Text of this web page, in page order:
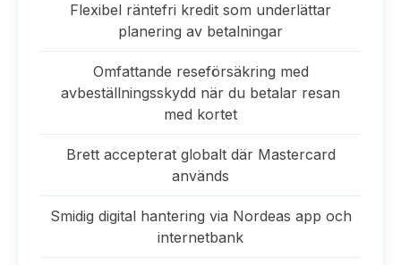
Flexibel räntefri kredit som underlättar
planering av betalningar
Omfattande reseförsäkring med
avbeställningsskydd när du betalar resan
med kortet
Brett accepterat globalt där Mastercard
används
Smidig digital hantering via Nordeas app och
internetbank